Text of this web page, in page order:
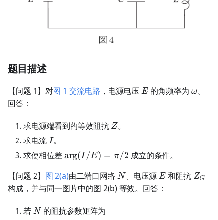
题目描述
【问题 1】对图 1 交流电路 ，电源电压 E
E 的角频率为ω。
回答：
求电源端看到的等效阻抗 Z
Z。
求电流 I
I。
求使相位差\arg(I/E)=\pi/2
arg(I/E) = π/2 成立的条件。
【问题 2】 图 2(a)由二端口网络 N
N 、电压源E
E 和阻抗 Z_G
ZG
构成，并与同一图片中的图 2(b) 等效。回答：
若 N
N 的阻抗参数矩阵为